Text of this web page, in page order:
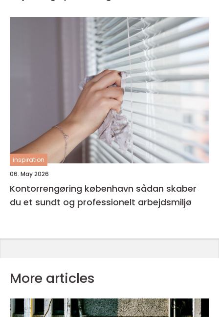
inspiration
06. May 2026
Kontorrengøring københavn sådan skaber
du et sundt og professionelt arbejdsmiljø
More articles